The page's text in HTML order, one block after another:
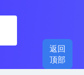
返回
顶部
